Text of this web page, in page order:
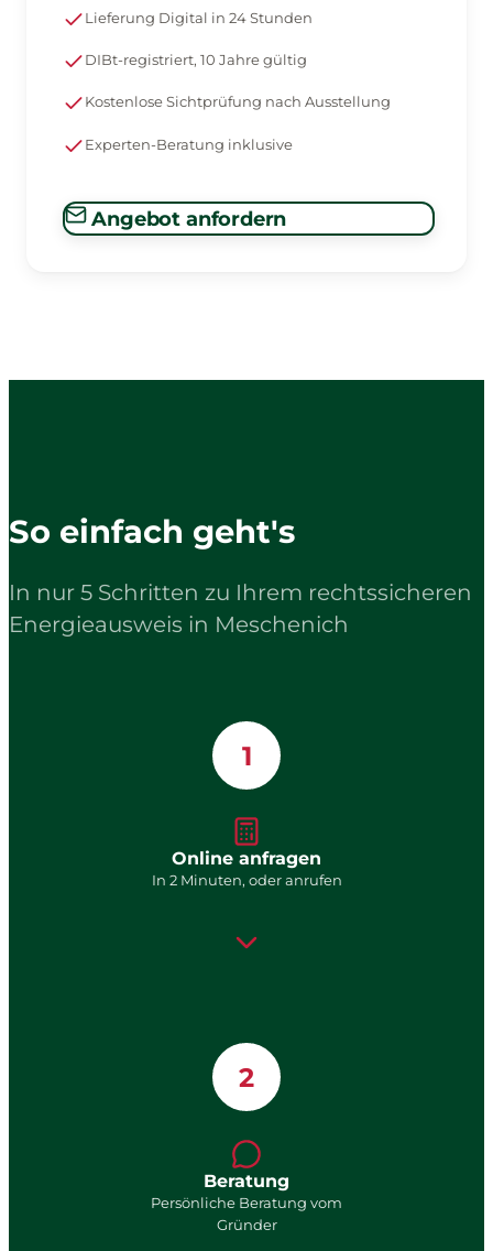
Lieferung Digital in 24 Stunden
DIBt-registriert, 10 Jahre gültig
Kostenlose Sichtprüfung nach Ausstellung
Experten-Beratung inklusive
Angebot anfordern
So einfach geht's
In nur 5 Schritten zu Ihrem rechtssicheren
Energieausweis in Meschenich
1
Online anfragen
In 2 Minuten, oder anrufen
2
Beratung
Persönliche Beratung vom
Gründer